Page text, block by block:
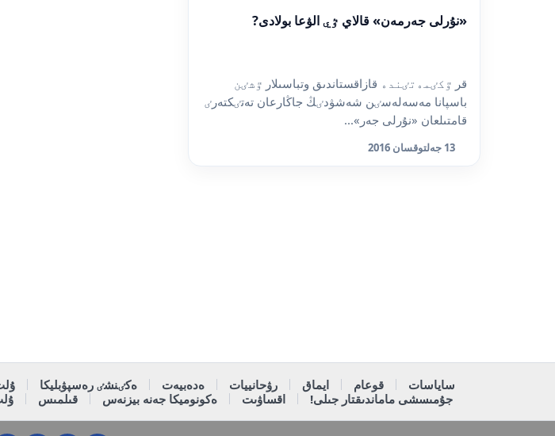
«نۇرلى جەرمەن» قالاي ٷي الۋعا بولادى?
قر ٷكٸمەتٸندە قازاقستاندىق وتباسىلار ٷشٸن
باسپانا مەسەلەسٸن شەشۋدٸڭ جاڭارعان تەتٸكتەرٸ
قامتىلعان «نۇرلى جەر»...
13 جەلتوقسان 2016
ساياسات قوعام ايماق رۋحانييات ەدەبيەت ەكٸنشٸ رەسپۋبليكا
جۇمىسشى ماماندىقتار جىلى!
اقساۋىت ەكونوميكا جەنە بيزنەس قىلمىس